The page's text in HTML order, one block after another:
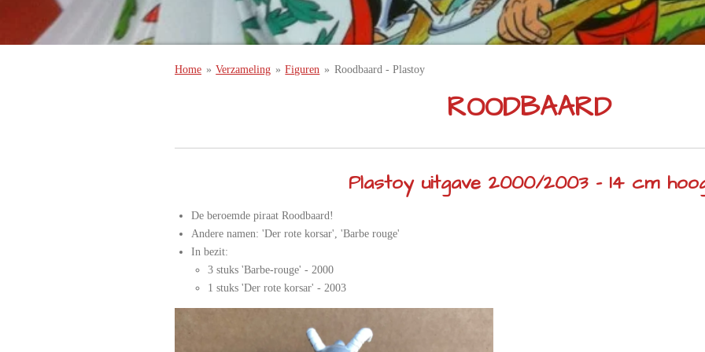
Home » Verzameling » Figuren » Roodbaard - Plastoy
ROODBAARD
Plastoy uitgave 2000/2003 - 14 cm
De beroemde piraat Roodbaard!
Andere namen: 'Der rote korsar', 'Barbe rouge'
In bezit:
3 stuks 'Barbe-rouge' - 2000
1 stuks 'Der rote korsar' - 2003